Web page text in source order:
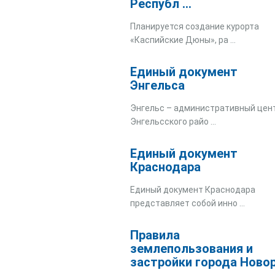
Республ ...
Планируется создание курорта
«Каспийские Дюны», ра ...
Единый документ
Энгельса
Энгельс – административный
Энгельсского райо ...
Единый документ
Краснодара
Единый документ Краснодара
представляет собой инно ...
Правила
землепользования и
застройки города